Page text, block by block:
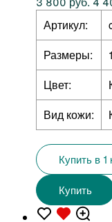
Артикул:
Размеры:
Цвет:
Вид кожи:
Купить в 1
Купить